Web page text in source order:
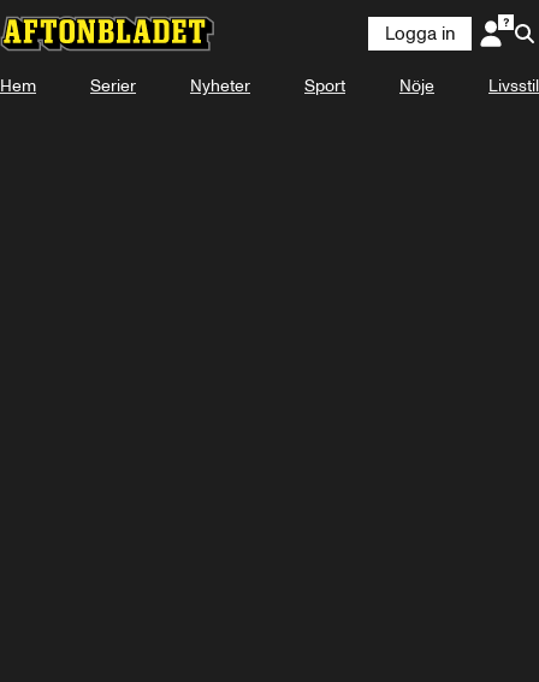
Logga in
Hem Serier Nyheter Sport Nöje Livsstil